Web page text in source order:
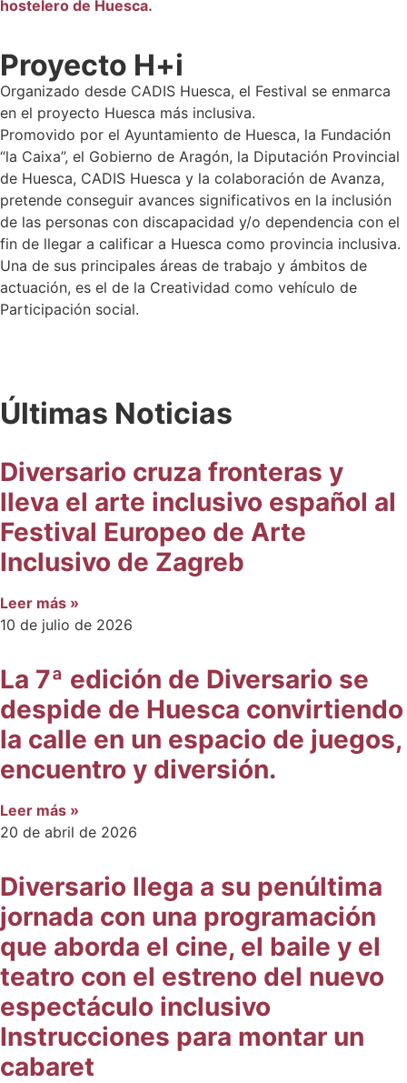
hostelero de Huesca.
Proyecto H+i
Organizado desde CADIS Huesca, el Festival se enmarca
en el proyecto Huesca más inclusiva.
Promovido por el Ayuntamiento de Huesca, la Fundación
“la Caixa”, el Gobierno de Aragón, la Diputación Provincial
de Huesca, CADIS Huesca y la colaboración de Avanza,
pretende conseguir avances significativos en la inclusión
de las personas con discapacidad y/o dependencia con el
fin de llegar a calificar a Huesca como provincia inclusiva.
Una de sus principales áreas de trabajo y ámbitos de
actuación, es el de la Creatividad como vehículo de
Participación social.
Últimas Noticias
Diversario cruza fronteras y
lleva el arte inclusivo español al
Festival Europeo de Arte
Inclusivo de Zagreb
Leer más »
10 de julio de 2026
La 7ª edición de Diversario se
despide de Huesca convirtiendo
la calle en un espacio de juegos,
encuentro y diversión.
Leer más »
20 de abril de 2026
Diversario llega a su penúltima
jornada con una programación
que aborda el cine, el baile y el
teatro con el estreno del nuevo
espectáculo inclusivo
Instrucciones para montar un
cabaret